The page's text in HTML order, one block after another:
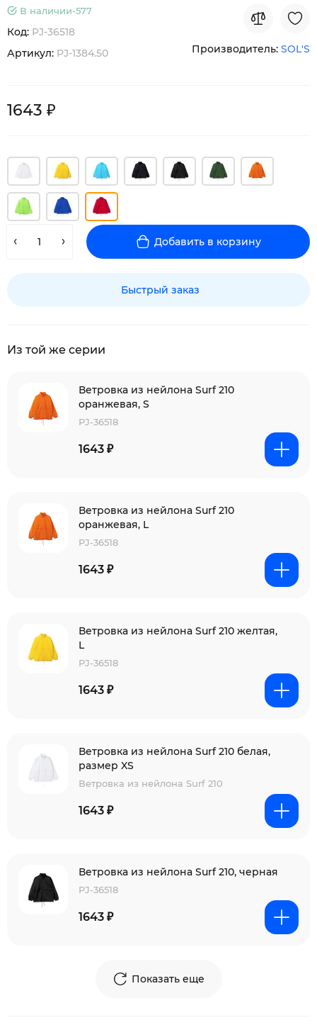
В наличии-577
Код: PJ-36518
Артикул: PJ-1384.50 Производитель: SOL'S
1643 ₽
Добавить в корзину
Быстрый заказ
Из той же серии
Ветровка из нейлона Surf 210
оранжевая, S
PJ-36518
1643 ₽
Ветровка из нейлона Surf 210
оранжевая, L
PJ-36518
1643 ₽
Ветровка из нейлона Surf 210 желтая,
L
PJ-36518
1643 ₽
Ветровка из нейлона Surf 210 белая,
размер XS
Ветровка из нейлона Surf 210
1643 ₽
Ветровка из нейлона Surf 210, черная
PJ-36518
1643 ₽
Показать еще